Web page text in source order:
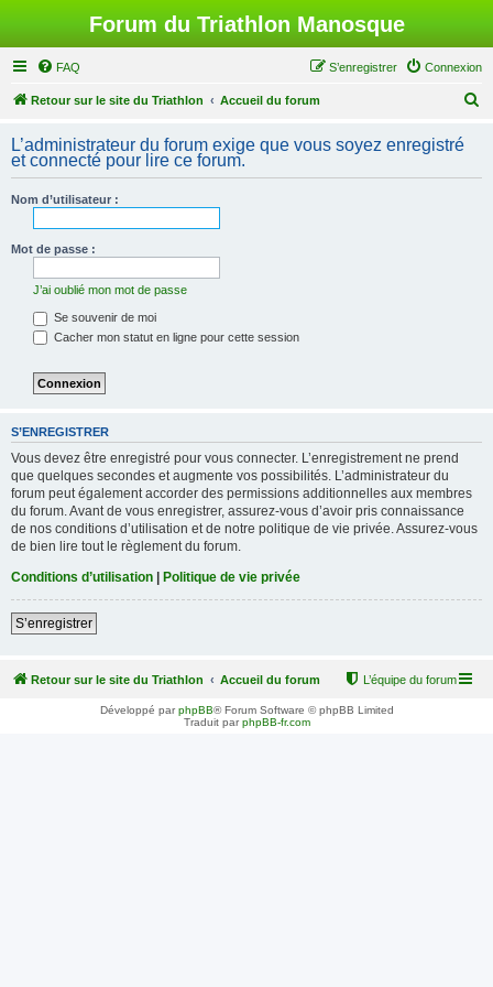
Forum du Triathlon Manosque
FAQ Connexion
S’enregistrer
Retour sur le site du Triathlon Accueil du forum
h
L’administrateur du forum exige que vous soyez enregistré
et connecté pour lire ce forum.
Nom d’utilisateur :
Mot de passe :
J’ai oublié mon mot de passe
Se souvenir de moi
Cacher mon statut en ligne pour cette session
S’ENREGISTRER
Vous devez être enregistré pour vous connecter. L’enregistrement ne prend
que quelques secondes et augmente vos possibilités. L’administrateur du
forum peut également accorder des permissions additionnelles aux membres
du forum. Avant de vous enregistrer, assurez-vous d’avoir pris connaissance
de nos conditions d’utilisation et de notre politique de vie privée. Assurez-vous
de bien lire tout le règlement du forum.
Conditions d’utilisation | Politique de vie privée
S’enregistrer
Retour sur le site du Triathlon Accueil du forum L’équipe du forum
Développé parphpBB® Forum Software © phpBB Limited
Traduit parphpBB-fr.com